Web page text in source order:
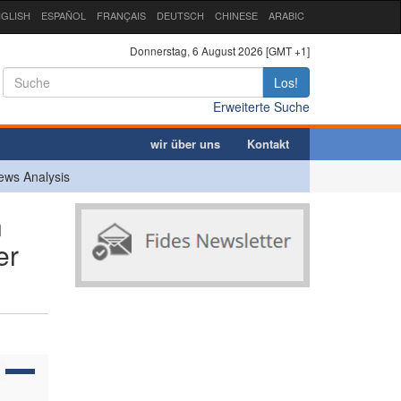
ESPAÑOL FRANÇAIS DEUTSCH CHINESE ARABIC
Donnerstag, 6 August 2026 [GMT +1]
Los!
Erweiterte Suche
wir über uns Kontakt
Analysis